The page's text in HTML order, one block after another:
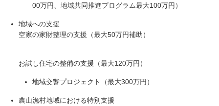
00万円、地域共同推進プログラム最大100万円）
地域への支援
空家の家財整理の支援（最大50万円補助）
お試し住宅の整備の支援（最大120万円）
地域交響プロジェクト（最大300万円）
農山漁村地域における特別支援